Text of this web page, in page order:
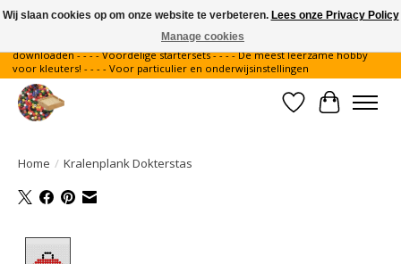
Gratis verzending binnen Nederland - - - - Legvoorbeelden gratis te
downloaden - - - - Voordelige startersets - - - - De meest leerzame hobby
voor kleuters! - - - - Voor particulier en onderwijsinstellingen
Verlanglijst
Home / Kralenplank Dokterstas
Wij slaan cookies op om onze website te verbeteren. Lees onze Privacy Policy
Manage cookies